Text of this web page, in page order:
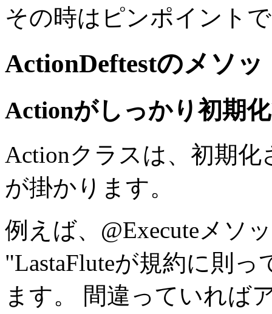
その時はピンポイント
ActionDeftestのメソッ
Actionがしっかり初期
Actionクラスは、初期
が掛かります。
例えば、@Executeメソ
"LastaFluteが規約に則
ます。 間違っていれば